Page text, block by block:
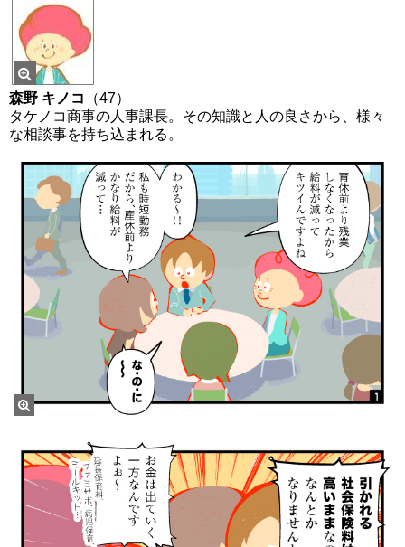
森野 キノコ
（47）
タケノコ商事の人事課長。その知識と人の良さから、様々
な相談事を持ち込まれる。